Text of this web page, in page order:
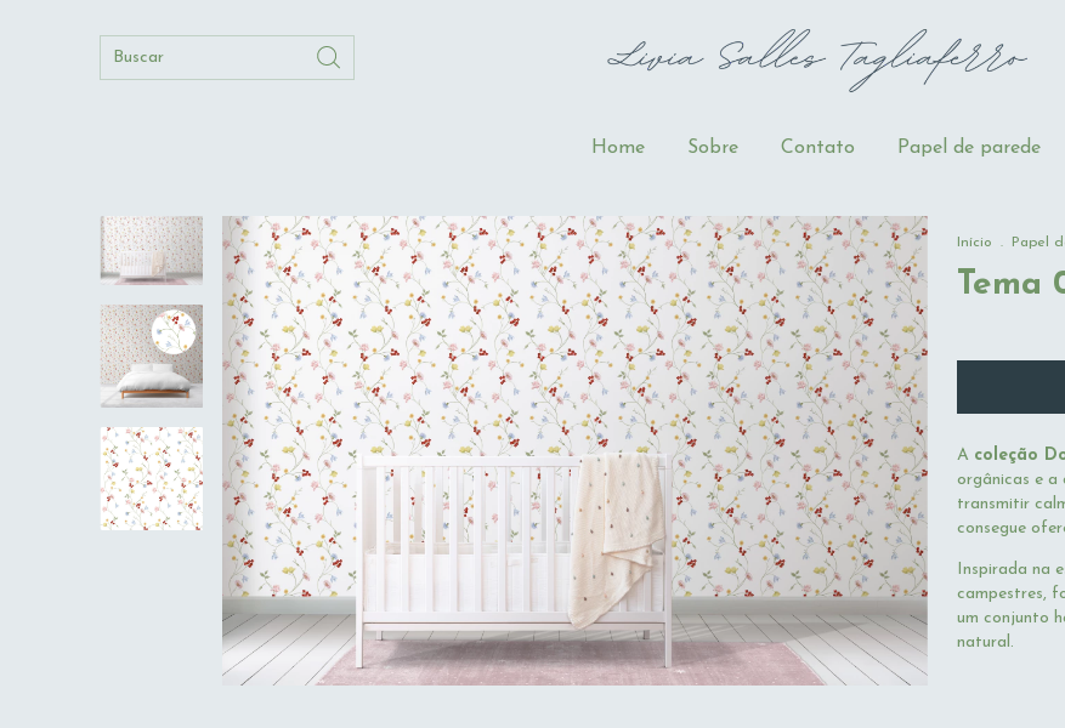
Home Sobre Contato Papel de parede
Início . Papel
Tema
A coleção
orgânicas e a
transmitir
consegue
Inspirada na
campestres,
um conjunto
natural.